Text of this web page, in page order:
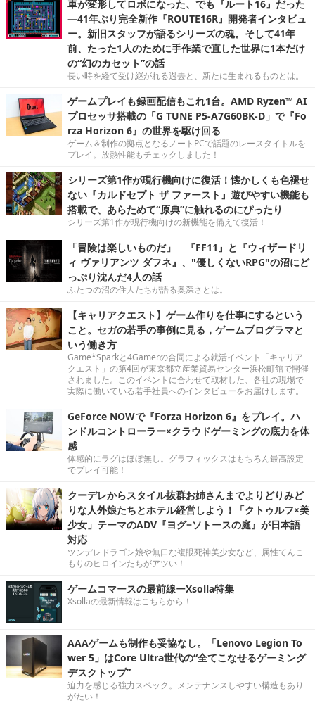
車が変形してロボになった、でも『ルート16』だった
―41年ぶり完全新作『ROUTE16R』開発者インタビュ
ー。新旧スタッフが語るシリーズの魂。そして41年
前、たった1人のために手作業で直した世界に1本だけ
の“幻のカセット”の話
長い時を経て受け継がれる過去と、新たに生まれるものとは。
ゲームプレイも録画配信もこれ1台。AMD Ryzen™ AI
プロセッサ搭載の「G TUNE P5-A7G60BK-D」で『Fo
rza Horizon 6』の世界を駆け回る
ゲーム＆制作の拠点となるノートPCで話題のレースタイトルを
プレイ。放熱性能もチェックしました！
シリーズ第1作が現行機向けに復活！懐かしくも色褪せ
ない『カルドセプト ザ ファースト』遊びやすい機能も
搭載で、あらためて“原典”に触れるのにぴったり
シリーズ第1作が現行機向けの新機能を備えて復活！
「冒険は楽しいものだ」 ─『FF11』と『ウィザードリ
ィ ヴァリアンツ ダフネ』、"優しくないRPG"の沼にど
っぷり沈んだ4人の話
ふたつの沼の住人たちが語る奥深さとは。
【キャリアクエスト】ゲーム作りを仕事にするという
こと。セガの若手の事例に見る，ゲームプログラマと
いう働き方
Game*Sparkと4Gamerの合同による就活イベント「キャリア
クエスト」の第4回が東京都立産業貿易センター浜松町館で開催
されました。このイベントに合わせて取材した、各社の現場で
実際に働いている若手社員へのインタビューをお届けします。
GeForce NOWで『Forza Horizon 6』をプレイ。ハ
ンドルコントローラー×クラウドゲーミングの底力を体
感
体感的にラグはほぼ無し。グラフィックスはもちろん最高設定
でプレイ可能！
クーデレからスタイル抜群お姉さんまでよりどりみど
りな人外娘たちとホテル経営しよう！「クトゥルフ×美
少女」テーマのADV『ヨグ=ソトースの庭』が日本語
対応
ツンデレドラゴン娘や無口な複眼死神美少女など、属性てんこ
もりのヒロインたちがアツい！
ゲームコマースの最前線ーXsolla特集
Xsollaの最新情報はこちらから！
AAAゲームも制作も妥協なし。「Lenovo Legion To
wer 5」はCore Ultra世代の“全てこなせるゲーミング
デスクトップ”
迫力を感じる強力スペック。メンテナンスしやすい構造もあり
がたい！